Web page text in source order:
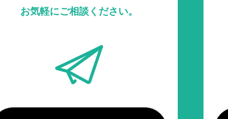
お気軽にご相談ください。